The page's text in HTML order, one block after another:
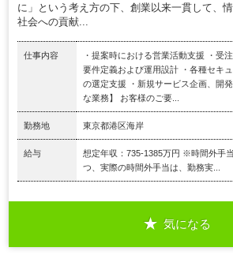
に」という考え方の下、創業以来一貫して、
社会への貢献...
仕事内容
・提案時における営業活動支援 ・受
要件定義および運用設計 ・各種セキ
の選定支援 ・新規サービス企画、開
な業務】 お客様のご要...
勤務地 東京都港区海岸
給与
想定年収：735-1385万円 ※時間外手
つ、実際の時間外手当は、勤務実...
気になる